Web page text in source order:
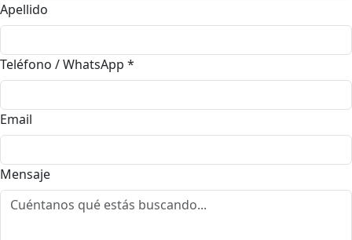
Apellido
Teléfono / WhatsApp *
Email
Mensaje